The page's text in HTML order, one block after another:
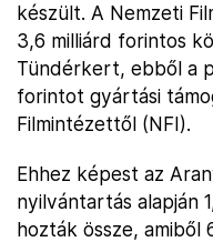
készült. A Nemzeti
3,6 milliárd forintos
Tündérkert, ebből a
forintot gyártási
Filmintézettől (NFI).
Ehhez képest az
nyilvántartás alapján
hozták össze, amiből